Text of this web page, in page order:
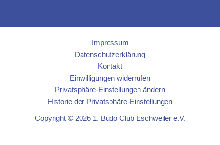
Impressum
Datenschutzerklärung
Kontakt
Einwilligungen widerrufen
Privatsphäre-Einstellungen ändern
Historie der Privatsphäre-Einstellungen
Copyright © 2026 1. Budo Club Eschweiler e.V.